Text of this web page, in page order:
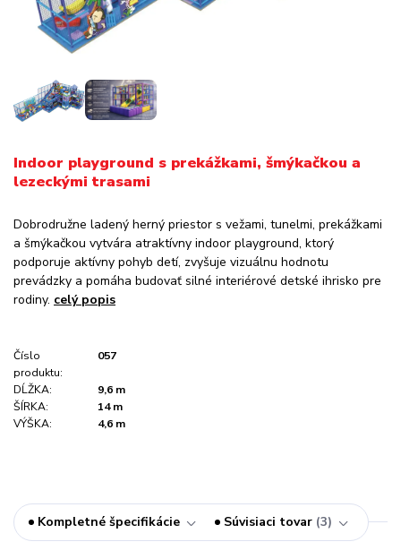
Indoor playground s prekážkami, šmýkačkou a
lezeckými trasami
Dobrodružne ladený herný priestor s vežami, tunelmi, prekážkami
a šmýkačkou vytvára atraktívny indoor playground, ktorý
podporuje aktívny pohyb detí, zvyšuje vizuálnu hodnotu
prevádzky a pomáha budovať silné interiérové detské ihrisko pre
rodiny. celý popis
Číslo
produktu:
057
DĹŽKA:
9,6 m
ŠÍRKA:
14 m
VÝŠKA:
4,6 m
Kompletné špecifikácie Súvisiaci tovar 3